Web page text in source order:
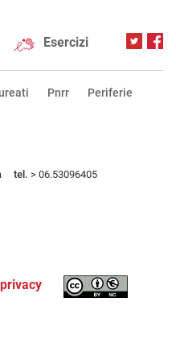
Esercizi
Pnrr Periferie
tel. > 06.53096405